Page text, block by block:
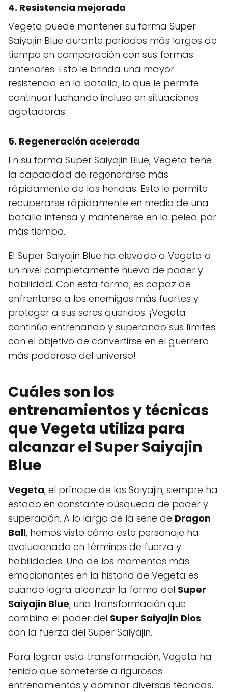
4. Resistencia mejorada
Vegeta puede mantener su forma Super
Saiyajin Blue durante períodos más largos de
tiempo en comparación con sus formas
anteriores. Esto le brinda una mayor
resistencia en la batalla, lo que le permite
continuar luchando incluso en situaciones
agotadoras.
5. Regeneración acelerada
En su forma Super Saiyajin Blue, Vegeta tiene
la capacidad de regenerarse más
rápidamente de las heridas. Esto le permite
recuperarse rápidamente en medio de una
batalla intensa y mantenerse en la pelea por
más tiempo.
El Super Saiyajin Blue ha elevado a Vegeta a
un nivel completamente nuevo de poder y
habilidad. Con esta forma, es capaz de
enfrentarse a los enemigos más fuertes y
proteger a sus seres queridos. ¡Vegeta
continúa entrenando y superando sus límites
con el objetivo de convertirse en el guerrero
más poderoso del universo!
Cuáles son los
entrenamientos y técnicas
que Vegeta utiliza para
alcanzar el Super Saiyajin
Blue
Vegeta, el príncipe de los Saiyajin, siempre ha
estado en constante búsqueda de poder y
superación. A lo largo de la serie de Dragon
Ball, hemos visto cómo este personaje ha
evolucionado en términos de fuerza y
habilidades. Uno de los momentos más
emocionantes en la historia de Vegeta es
cuando logra alcanzar la forma del Super
Saiyajin Blue, una transformación que
combina el poder del Super Saiyajin Dios
con la fuerza del Super Saiyajin.
Para lograr esta transformación, Vegeta ha
tenido que someterse a rigurosos
entrenamientos y dominar diversas técnicas.